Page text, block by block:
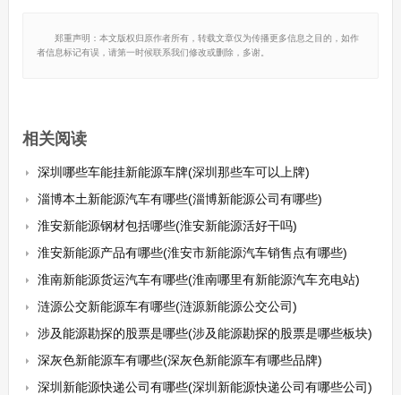
郑重声明：本文版权归原作者所有，转载文章仅为传播更多信息之目的，如作
者信息标记有误，请第一时候联系我们修改或删除，多谢。
相关阅读
深圳哪些车能挂新能源车牌(深圳那些车可以上牌)
淄博本土新能源汽车有哪些(淄博新能源公司有哪些)
淮安新能源钢材包括哪些(淮安新能源活好干吗)
淮安新能源产品有哪些(淮安市新能源汽车销售点有哪些)
淮南新能源货运汽车有哪些(淮南哪里有新能源汽车充电站)
涟源公交新能源车有哪些(涟源新能源公交公司)
涉及能源勘探的股票是哪些(涉及能源勘探的股票是哪些板块)
深灰色新能源车有哪些(深灰色新能源车有哪些品牌)
深圳新能源快递公司有哪些(深圳新能源快递公司有哪些公司)